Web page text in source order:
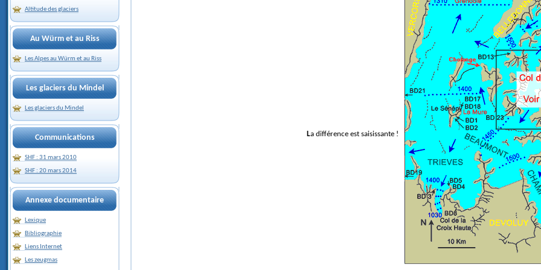
Altitude des glaciers
Au Würm et au Riss
Les Alpes au Würm et au Riss
Les glaciers du Mindel
Les glaciers du Mindel
Communications
SHF : 31 mars 2010
SHF : 20 mars 2014
Annexe documentaire
Lexique
Bibliographie
Liens Internet
Les zeugmas
La différence est saisissante !